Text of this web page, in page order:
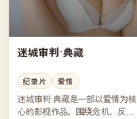
迷城审判·典藏
纪录片 爱情
迷城审判·典藏是一部以爱情为核
心的影视作品，围绕危机、反转